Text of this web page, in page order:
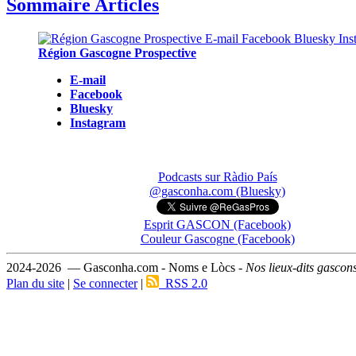
Sommaire Articles
Région Gascogne Prospective
E-mail
Facebook
Bluesky
Instagram
Podcasts sur Ràdio País
@gasconha.com (Bluesky)
Esprit GASCON (Facebook)
Couleur Gascogne (Facebook)
2024-2026 — Gasconha.com - Noms e Lòcs - Nos lieux-dits
Plan du site | Se connecter| RSS 2.0